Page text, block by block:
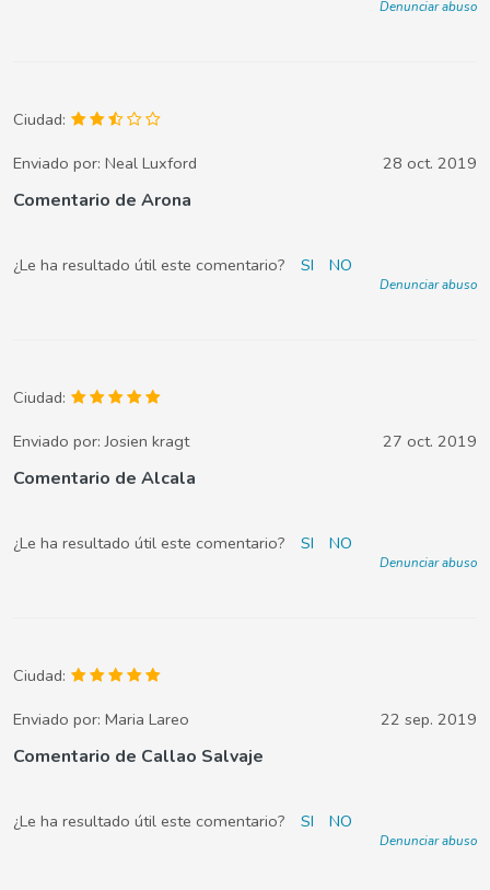
Denunciar abuso
Ciudad:
Enviado por: Neal Luxford 28 oct. 2019
Comentario de Arona
¿Le ha resultado útil este comentario? SI NO
Denunciar abuso
Ciudad:
Enviado por:Josien kragt 27 oct. 2019
Comentario de Alcala
¿Le ha resultado útil este comentario? SI NO
Denunciar abuso
Ciudad:
Enviado por: Maria Lareo 22 sep. 2019
Comentario de Callao Salvaje
¿Le ha resultado útil este comentario? SI NO
Denunciar abuso